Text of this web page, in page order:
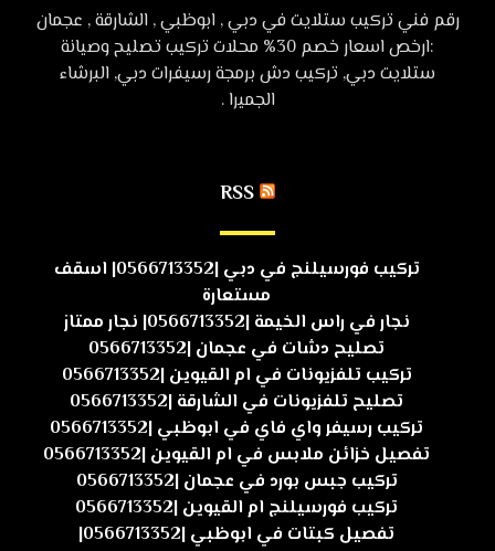
رقم فني تركيب ستلايت في دبي , ابوظبي , الشارقة , عجمان
:ارخص اسعار خصم 30% محلات تركيب تصليح وصيانة
ستلايت دبي, تركيب دش برمجة رسيفرات دبي, البرشاء
الجميرا .
RSS
تركيب فورسيلنج في دبي |0566713352| اسقف
مستعارة
نجار في راس الخيمة |0566713352| نجار ممتاز
تصليح دشات في عجمان |0566713352
تركيب تلفزيونات في ام القيوين |0566713352
تصليح تلفزيونات في الشارقة |0566713352
تركيب رسيفر واي فاي في ابوظبي |0566713352
تفصيل خزائن ملابس في ام القيوين |0566713352
تركيب جبس بورد في عجمان |0566713352
تركيب فورسيلنج ام القيوين |0566713352
تفصيل كبتات في ابوظبي |0566713352|